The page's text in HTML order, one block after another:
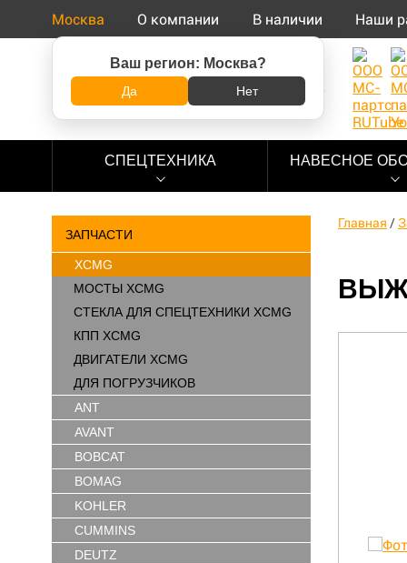
Москва
Ваш регион: Москва?
Да Нет
О компании В наличии Наши
8 (800) 500-73-92
СПЕЦТЕХНИКА НАВЕСНОЕ
ЗАПЧАСТИ
XCMG
МОСТЫ XCMG
СТЕКЛА ДЛЯ СПЕЦТЕХНИКИ XCMG
КПП XCMG
ДВИГАТЕЛИ XCMG
ДЛЯ ПОГРУЗЧИКОВ
ANT
AVANT
BOBCAT
BOMAG
KOHLER
CUMMINS
DEUTZ
Главная /